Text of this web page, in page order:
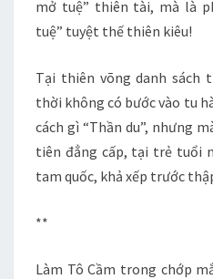
mở tuệ” thiên tài, mà là
tuệ” tuyệt thế thiên kiêu!
Tại thiên võng danh sách
thời không có bước vào tu
cách gì “Thần du”, nhưng
tiên đẳng cấp, tại trẻ tuổi
tam quốc, khả xếp trước
**
Làm Tô Cầm trong chớp